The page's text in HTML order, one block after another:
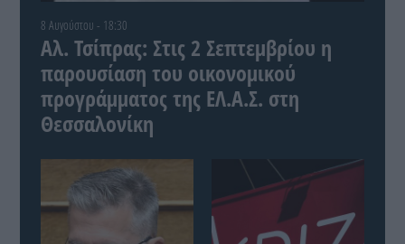
8 Αυγούστου - 18:30
Αλ. Τσίπρας: Στις 2 Σεπτεμβρίου η
παρουσίαση του οικονομικού
προγράμματος της ΕΛ.Α.Σ. στη
Θεσσαλονίκη